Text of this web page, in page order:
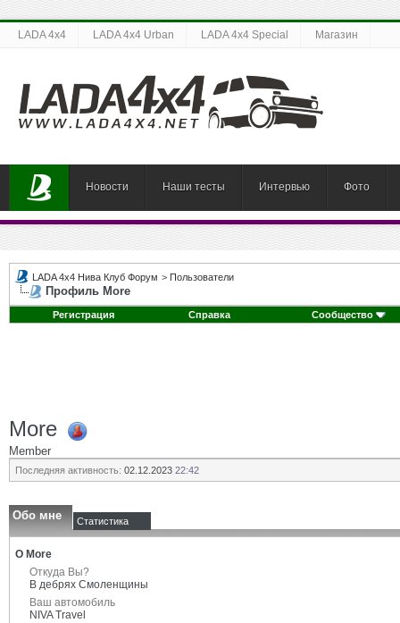
LADA 4x4 LADA 4x4 Urban LADA 4x4 Special Магазин
Новости Наши тесты Интервью Фото
LADA 4x4 Нива Клуб Форум > Пользователи
Профиль More
Регистрация Справка Сообщество
More
Member
Последняя активность: 02.12.2023 22:42
Обо мне Статистика
О More
Откуда Вы?
В дебрях Смоленщины
Ваш автомобиль
NIVA Travel